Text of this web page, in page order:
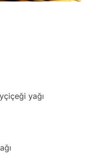
yağı